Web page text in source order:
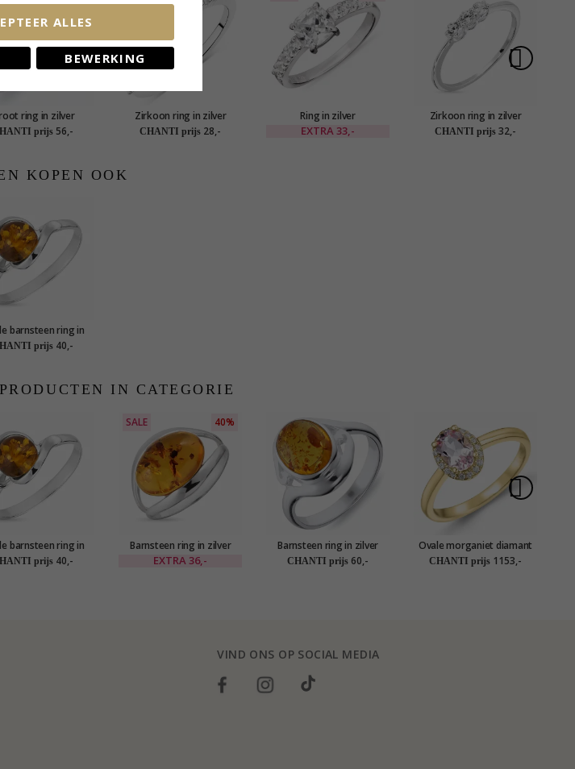
ring in zilver
prijs 56,-
Zirkoon ring in zilver
CHANTI prijs 28,-
Ring in zilver
EXTRA 33,-
Zirkoon ring in zilver
CHANTI prijs 32,-
KOPEN OOK
barnsteen ring in
zilverprijs 40,-
IN CATEGORIE
barnsteen ring in
zilverprijs 40,-
SALE 40%
Barnsteen ring in zilver
EXTRA36,-
Barnsteen ring in zilver
CHANTI prijs 60,-
Ovale morganiet diamant
ring in 14 karaat goud 0,83
ct 0,09 ct
CHANTI prijs 1153,-
VIND ONS OP SOCIAL MEDIA
ALLES
BEWERKING